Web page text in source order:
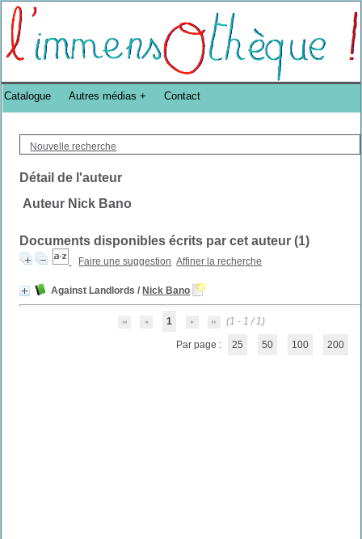
Bibliothèque DoucheFLUX Bibliotheek -->
Nouvelle recherche
Détail de l'auteur
Auteur Nick Bano
Documents disponibles écrits par cet auteur (1)
Faire une suggestion Affiner la recherche
Against Landlords / Nick Bano
1 (1 - 1 / 1)
Par page : 25 50 100 200
Catalogue Autres médias Contact